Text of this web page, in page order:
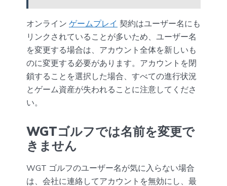
オンライン ゲームプレイ 契約はユーザー名にも
リンクされていることが多いため、ユーザー名
を変更する場合は、アカウント全体を新しいも
のに変更する必要があります。アカウントを閉
鎖することを選択した場合、すべての進行状況
とゲーム資産が失われることに注意してくださ
い。
WGTゴルフでは名前を変更で
きません
WGT ゴルフのユーザー名が気に入らない場合
は、会社に連絡してアカウントを無効にし、最